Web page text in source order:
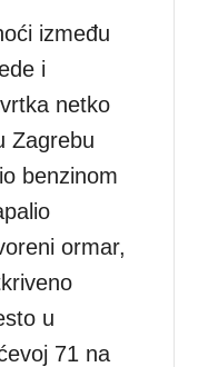
između
i
netko
Zagrebu
benzinom
ormar,
u
71 na